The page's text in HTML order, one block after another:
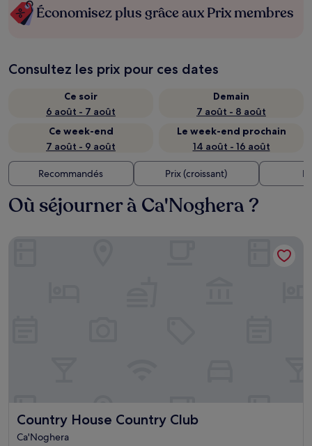
Économisez plus grâce aux Prix membres
Consultez les prix pour ces dates
Ce soir
6 août - 7 août
Demain
7 août - 8 août
Ce week-end
7 août - 9 août
Le week-end prochain
14 août - 16 août
Recommandés Prix (croissant)
Où séjourner à Ca'Noghera ?
Country House Country Club
Country House Country Club
Ca'Noghera